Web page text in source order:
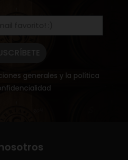
generales y la política